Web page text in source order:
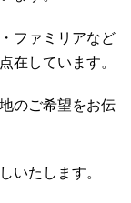
ファミリアなど
在しています。
のご希望をお伝
いたします。